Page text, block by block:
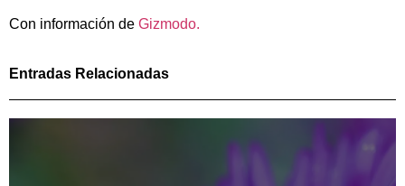
Con información de Gizmodo.
Entradas Relacionadas